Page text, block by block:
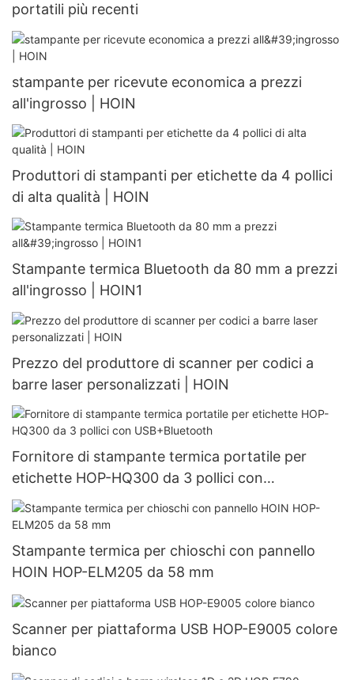
portatili più recenti
stampante per ricevute economica a prezzi
all'ingrosso | HOIN
Produttori di stampanti per etichette da 4 pollici
di alta qualità | HOIN
Stampante termica Bluetooth da 80 mm a prezzi
all'ingrosso | HOIN1
Prezzo del produttore di scanner per codici a
barre laser personalizzati | HOIN
Fornitore di stampante termica portatile per
etichette HOP-HQ300 da 3 pollici con
USB+Bluetooth
Stampante termica per chioschi con pannello
HOIN HOP-ELM205 da 58 mm
Scanner per piattaforma USB HOP-E9005 colore
bianco